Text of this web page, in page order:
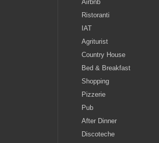
Airbnb
Ristoranti
IAT
Agriturist
Country House
Bed & Breakfast
Shopping
Pizzerie
Pub
After Dinner
Discoteche